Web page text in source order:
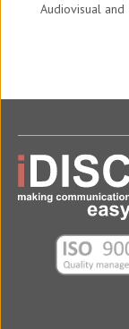
Audiovisual